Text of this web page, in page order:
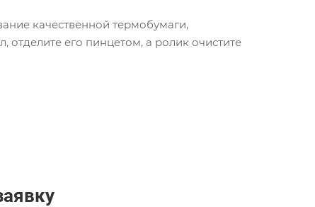
качественной термобумаги,
его пинцетом, а ролик очистите